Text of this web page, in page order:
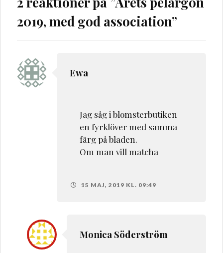
2019, med god association”
Ewa
Jag såg i blomsterbutiken
en fyrklöver med samma
färg på bladen.
Om man vill matcha
15 MAJ, 2019 KL. 09:49
Monica Söderström